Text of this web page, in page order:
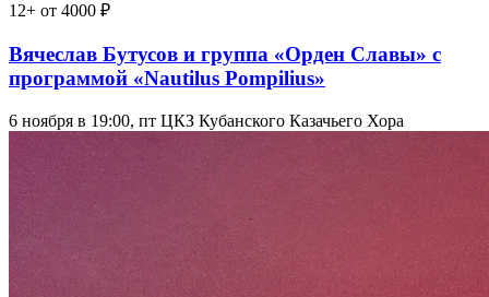
12+ от 4000 ₽
Вячеслав Бутусов и группа «Орден Славы» с
программой «Nautilus Pompilius»
6 ноября в 19:00, пт ЦКЗ Кубанского Казачьего Хора